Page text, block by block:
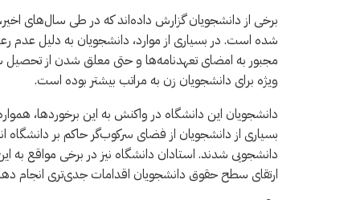
برخی از دانشجویان گزارش داده‌اند که در طی سال‌های
شده است. در بسیاری از موارد، دانشجویان به دلیل
مجبور به امضای تعهدنامه‌ها و حتی معلق شدن از تحصیل
ویژه برای دانشجویان زن به مراتب بیشتر بوده است.
دانشجویان این دانشگاه در واکنش به این برخوردها،
بسیاری از دانشجویان از فضای سرکوب‌گر حاکم بر دانشگاه
دانشجویی شدند. استادان دانشگاه نیز در برخی مواقع
ارتقای سطح حقوق دانشجویان اقدامات جدی‌تری انجام